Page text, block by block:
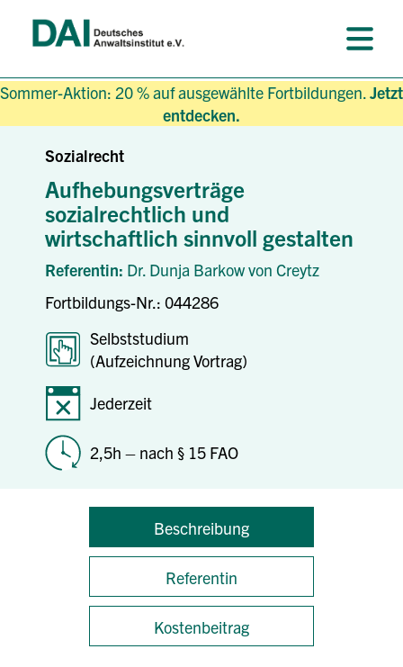
Sommer-Aktion: 20 % auf ausgewählte Fortbildungen.Jetzt
entdecken.
Sozialrecht
Aufhebungsverträge
sozialrechtlich und
wirtschaftlich sinnvoll gestalten
Referentin: Dr. Dunja Barkow von Creytz
Fortbildungs-Nr.: 044286
Selbststudium
(Aufzeichnung Vortrag)
Jederzeit
2,5h – nach § 15 FAO
Beschreibung
Referentin
Kostenbeitrag